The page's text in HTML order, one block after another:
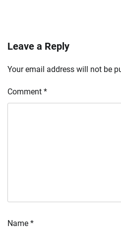
Leave a Reply
Your email address will not be
Comment *
Name *